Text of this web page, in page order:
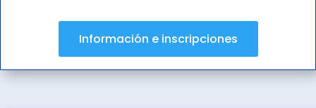
Información e inscripciones